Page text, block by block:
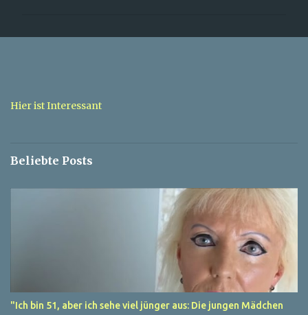
a
Hier ist Interessant
Beliebte Posts
"Ich bin 51, aber ich sehe viel jünger aus: Die jungen Mädchen